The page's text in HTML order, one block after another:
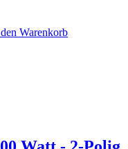
Warenkorb